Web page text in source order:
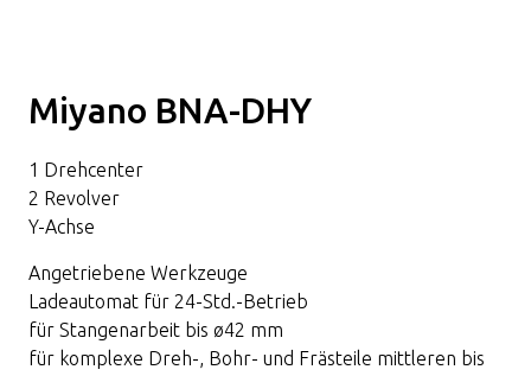
Miyano BNA-DHY
1 Drehcenter
2 Revolver
Y-Achse
Angetriebene Werkzeuge
Ladeautomat für 24-Std.-Betrieb
für Stangenarbeit bis ø42 mm
für komplexe Dreh-, Bohr- und Frästeile mittleren bis